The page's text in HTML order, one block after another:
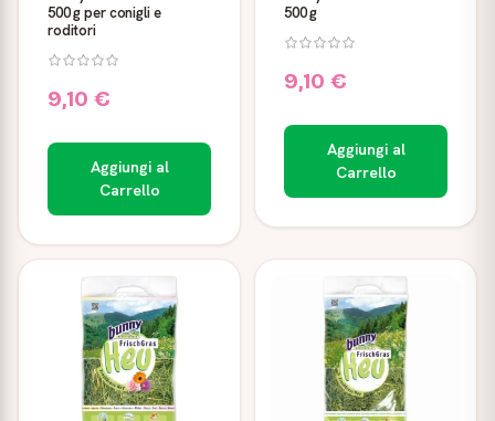
500 g per conigli e
roditori
9,10 €
Aggiungi al
Carrello
500 g
9,10 €
Aggiungi al
Carrello